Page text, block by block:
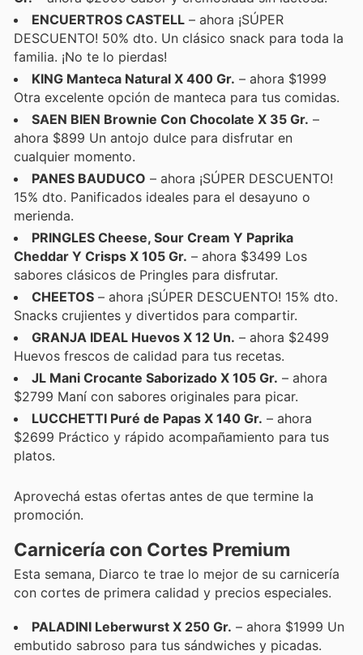
ENCUERTROS CASTELL – ahora ¡SÚPER
DESCUENTO! 50% dto. Un clásico snack para toda la
familia. ¡No te lo pierdas!
KING Manteca Natural X 400 Gr. – ahora $1999
Otra excelente opción de manteca para tus comidas.
SAEN BIEN Brownie Con Chocolate X 35 Gr. –
ahora $899 Un antojo dulce para disfrutar en
cualquier momento.
PANES BAUDUCO – ahora ¡SÚPER DESCUENTO!
15% dto. Panificados ideales para el desayuno o
merienda.
PRINGLES Cheese, Sour Cream Y Paprika
Cheddar Y Crisps X 105 Gr. – ahora $3499 Los
sabores clásicos de Pringles para disfrutar.
CHEETOS – ahora ¡SÚPER DESCUENTO! 15% dto.
Snacks crujientes y divertidos para compartir.
GRANJA IDEAL Huevos X 12 Un. – ahora $2499
Huevos frescos de calidad para tus recetas.
JL Mani Crocante Saborizado X 105 Gr. – ahora
$2799 Maní con sabores originales para picar.
LUCCHETTI Puré de Papas X 140 Gr. – ahora
$2699 Práctico y rápido acompañamiento para tus
platos.
Aprovechá estas ofertas antes de que termine la
promoción.
Carnicería con Cortes Premium
Esta semana, Diarco te trae lo mejor de su carnicería
con cortes de primera calidad y precios especiales.
PALADINI Leberwurst X 250 Gr. – ahora $1999 Un
embutido sabroso para tus sándwiches y picadas.